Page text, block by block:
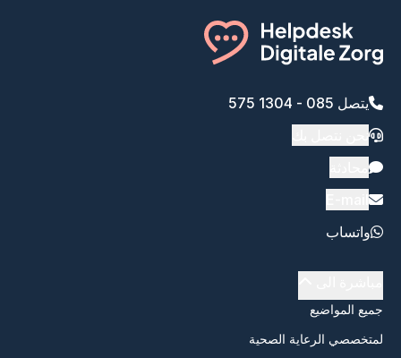
يتصل 085 - 1304 575
واتساب
جميع المواضيع
لمتخصصي الرعاية الصحية